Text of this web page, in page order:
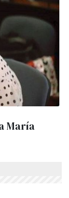
María